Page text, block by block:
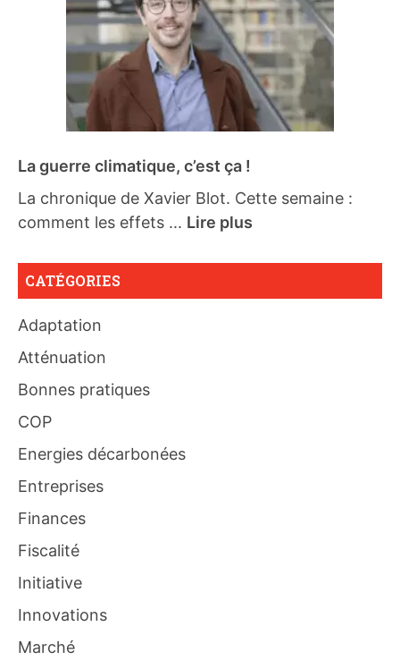
La guerre climatique, c’est ça !
La chronique de Xavier Blot. Cette semaine :
comment les effets ... Lire plus
CATÉGORIES
Adaptation
Atténuation
Bonnes pratiques
COP
Energies décarbonées
Entreprises
Finances
Fiscalité
Initiative
Innovations
Marché